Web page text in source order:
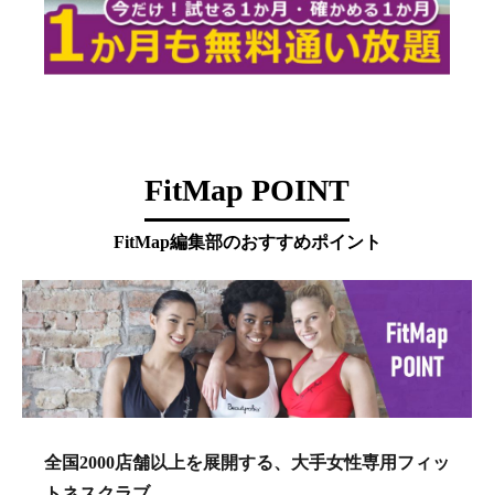
FitMap POINT
FitMap編集部のおすすめポイント
全国2000店舗以上を展開する、大手女性専用フィッ